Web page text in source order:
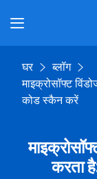
घर
ब्लॉग
माइक्रोसॉफ्ट
कोड स्कैन करें
करता